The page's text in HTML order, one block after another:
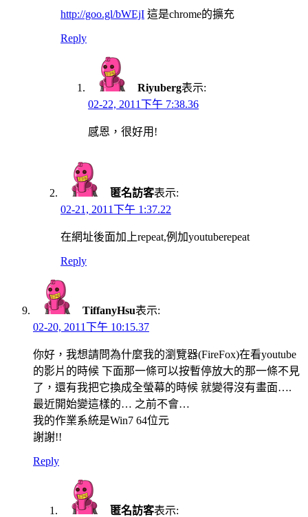
http://goo.gl/bWEjI 這是chrome的擴充
Reply
Riyuberg表示:
02-22, 2011下午 7:38.36
感恩，很好用!
匿名訪客表示:
02-21, 2011下午 1:37.22
在網址後面加上repeat,例加youtuberepeat
Reply
TiffanyHsu表示:
02-20, 2011下午 10:15.37
你好，我想請問為什麼我的瀏覽器(FireFox)在看youtube
的影片的時候 下面那一條可以按暫停放大的那一條不見
了，還有我把它換成全螢幕的時候 就變得沒有畫面….
最近開始變這樣的… 之前不會…
我的作業系統是Win7 64位元
謝謝!!
Reply
匿名訪客表示: